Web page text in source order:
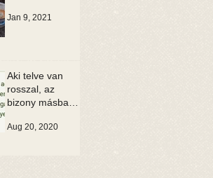
Jan 9, 2021
Aki telve van
rosszal, az
bizony másban
tud látni
Aug 20, 2020